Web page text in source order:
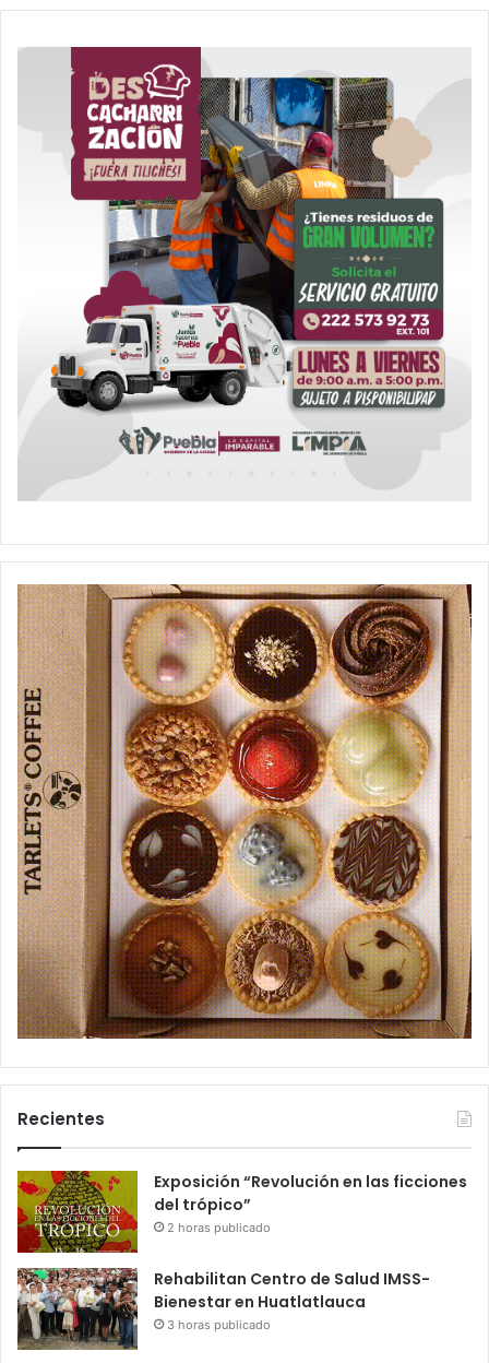
Recientes
Exposición “Revolución en las ficciones
del trópico”
2 horas publicado
Rehabilitan Centro de Salud IMSS-
Bienestar en Huatlatlauca
3 horas publicado